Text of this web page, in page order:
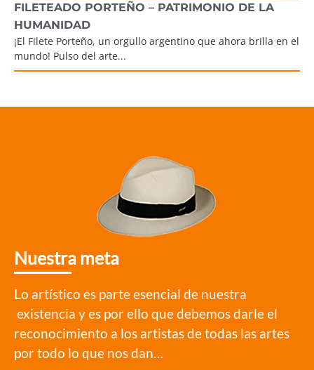
FILETEADO PORTEÑO – PATRIMONIO DE LA
HUMANIDAD
¡El Filete Porteño, un orgullo argentino que ahora brilla en el
mundo! Pulso del arte...
Nuestra meta
Lo artístico es parte esencial de nuestra
existencia y es por ello que debemos darle el
reconocimiento a los artistas de todas las artes
por todo lo que nos dan…